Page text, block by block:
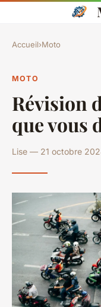
Accueil›Moto
MOTO
Révision
que vous
Lise — 21 octobre